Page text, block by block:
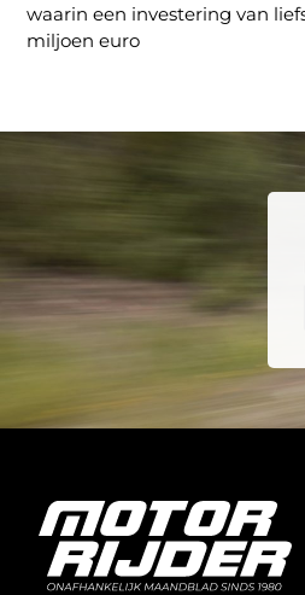
waarin een investering van
miljoen euro